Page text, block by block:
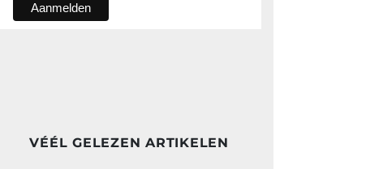
VÉÉL GELEZEN ARTIKELEN